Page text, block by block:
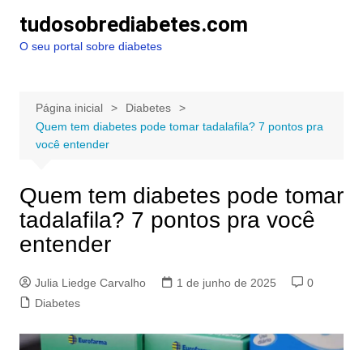
paratudosobrediabetes.com
O seu portal sobre diabetes
Página inicial
Diabetes
Quem tem diabetes pode tomar tadalafila? 7 pontos pra
você entender
Quem tem diabetes pode tomar
tadalafila? 7 pontos pra você
entender
Julia Liedge Carvalho 1 de junho de 2025
0
Diabetes